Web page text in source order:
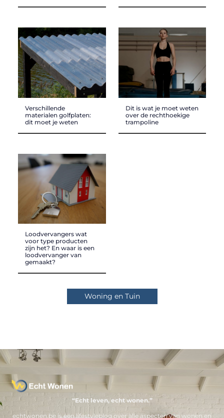
Verschillende
materialen golfplaten:
dit moet je weten
Dit is wat je moet weten
over de rechthoekige
trampoline
Loodvervangers wat
voor type producten
zijn het? En waar is een
loodvervanger van
gemaakt?
Woning en Tuin
“Echt leven, echt wonen.”
echtwonen.be is een lifestyleblog over alle aspecten van wonen en